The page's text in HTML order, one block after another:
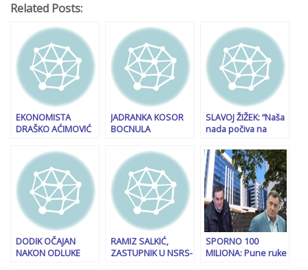
Related Posts:
EKONOMISTA
DRAŠKO AĆIMOVIĆ
VLADE FBiH:
“Ekonomski
populizam kao
sredstvo rušenja
države Bosne i
Hercegovine”
JADRANKA KOSOR
BOCNULA
se nad Milanovićem,
ali nešto je
zaboravio”
SLAVOJ ŽIŽEK: “Naša
nada počiva na
spremnost Rusije
na smrt samo blef,
strateška obmana”
DODIK OČAJAN
NAKON ODLUKE
RAMIZ SALKIĆ,
ZASTUPNIK U NSRS-
SPORNO 100
MILIONA: Pune ruke